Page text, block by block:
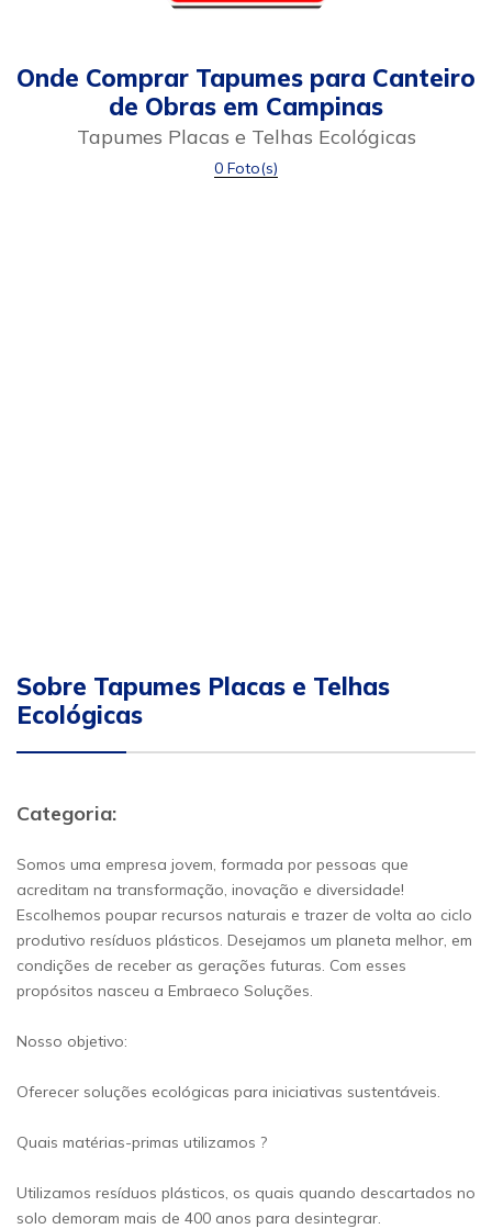
Onde Comprar Tapumes para Canteiro
de Obras em Campinas
Tapumes Placas e Telhas Ecológicas
0 Foto(s)
Sobre Tapumes Placas e Telhas
Ecológicas
Categoria:
Somos uma empresa jovem, formada por pessoas que
acreditam na transformação, inovação e diversidade!
Escolhemos poupar recursos naturais e trazer de volta ao ciclo
produtivo resíduos plásticos. Desejamos um planeta melhor, em
condições de receber as gerações futuras. Com esses
propósitos nasceu a Embraeco Soluções.
Nosso objetivo:
Oferecer soluções ecológicas para iniciativas sustentáveis.
Quais matérias-primas utilizamos ?
Utilizamos resíduos plásticos, os quais quando descartados no
solo demoram mais de 400 anos para desintegrar.